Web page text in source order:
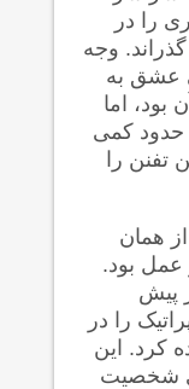
را در
وجه
عشق به
اما
حدود کمی
تفنن را
همان
عمل بود.
پیش
را در
کرد. این
شخصیت